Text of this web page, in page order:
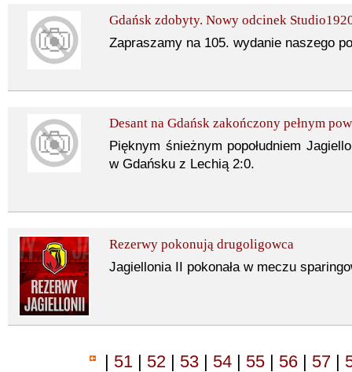
Gdańsk zdobyty. Nowy odcinek
Zapraszamy na 105. wydanie naszego
Desant na Gdańsk zakończony pełnym
Pięknym śnieżnym popołudniem
w Gdańsku z Lechią 2:0.
Rezerwy pokonują drugoligowca
Jagiellonia II pokonała w meczu
| 51 | 52 | 53 | 54 | 55 | 56 | 57 |